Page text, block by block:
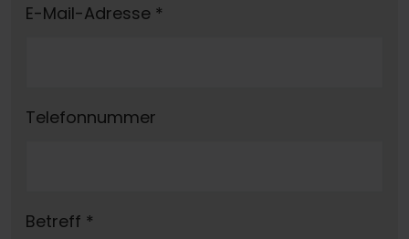
E-Mail-Adresse *
Telefonnummer
Betreff *